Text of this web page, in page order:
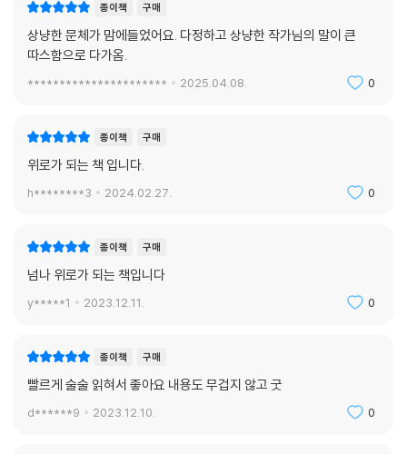
종이책 구매
상냥한 문체가 맘에들었어요. 다정하고 상냥한 작가님의 말이 큰
따스함으로 다가옴.
********************** 2025.04.08. 0
종이책 구매
위로가 되는 책 입니다.
h********3 2024.02.27. 0
종이책 구매
넘나 위로가 되는 책입니다
y*****1 2023.12.11. 0
종이책 구매
빨르게 술술 읽혀서 좋아요 내용도 무겁지 않고 굿
d******9 2023.12.10. 0